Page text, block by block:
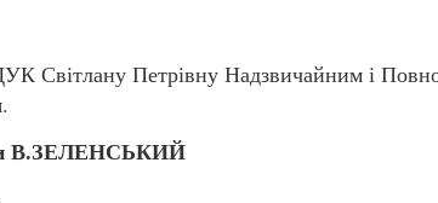
Світлану Петрівну Надзвичайним і
В.ЗЕЛЕНСЬКИЙ